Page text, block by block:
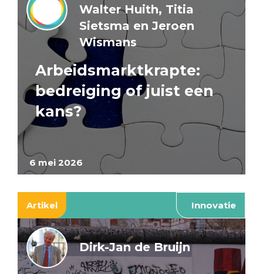
6 mei 2026
Walter Huith, Titia
Sietsma en Jeroen
Wismans
Arbeidsmarktkrapte:
bedreiging of juist een
kans?
Artikel Innovatie
Dirk-Jan de Bruijn